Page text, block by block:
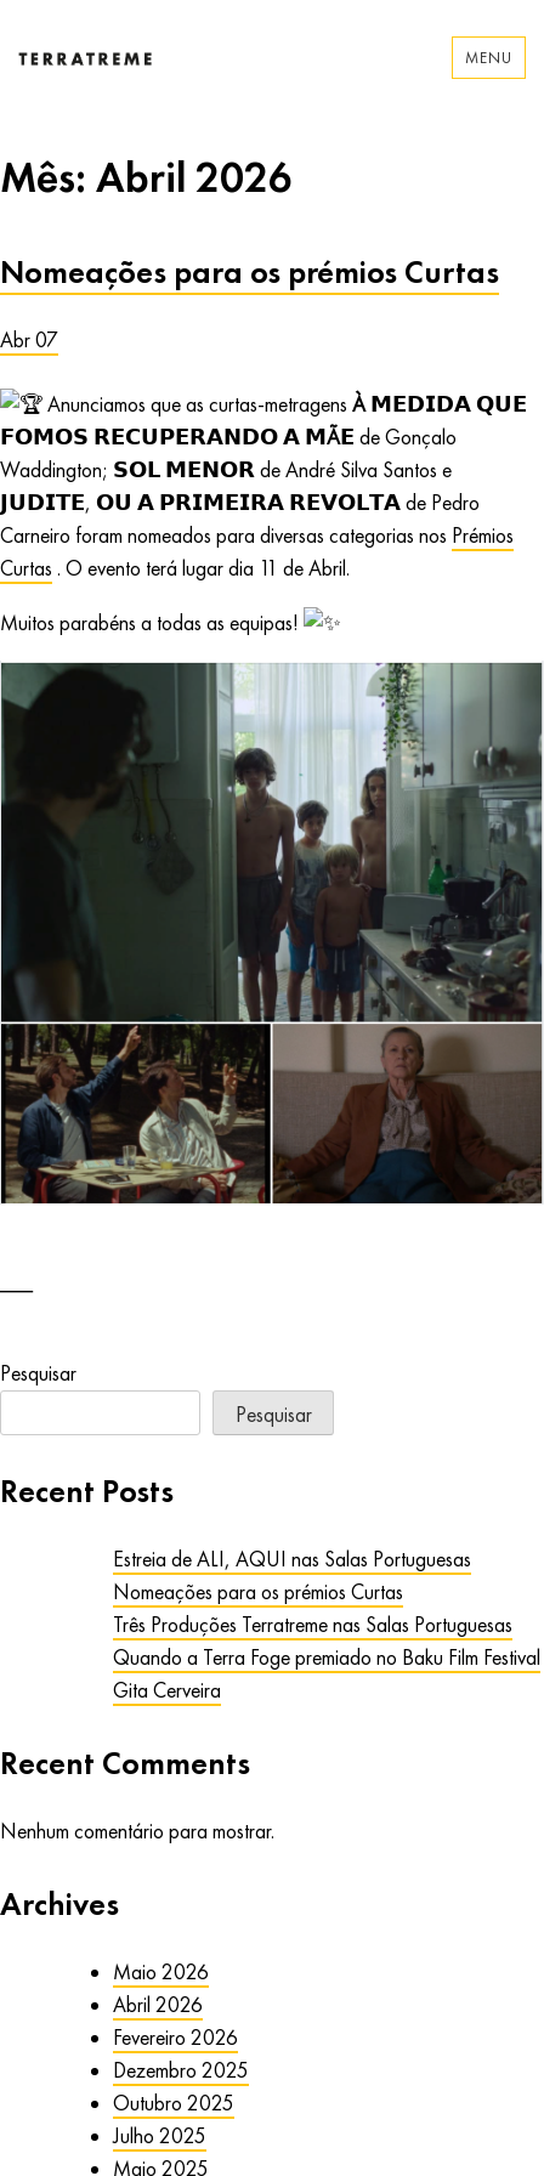
MENU
Mês: Abril 2026
Nomeações para os prémios Curtas
Abr 07
Anunciamos que as curtas-metragens À𝗠𝗘𝗗𝗜𝗗𝗔 𝗤𝗨𝗘
𝗙𝗢𝗠𝗢𝗦 𝗥𝗘𝗖𝗨𝗣𝗘𝗥𝗔𝗡𝗗𝗢 𝗔 𝗠Ã𝗘 de Gonçalo
Waddington; 𝗦𝗢𝗟 𝗠𝗘𝗡𝗢𝗥 de André Silva Santos e
𝗝𝗨𝗗𝗜𝗧𝗘, 𝗢𝗨 𝗔 𝗣𝗥𝗜𝗠𝗘𝗜𝗥𝗔 𝗥𝗘𝗩𝗢𝗟𝗧𝗔 de Pedro
Carneiro foram nomeados para diversas categorias nos Prémios
Curtas . O evento terá lugar dia 11 de Abril.
Muitos parabéns a todas as equipas!
Pesquisar
Pesquisar
Recent Posts
Estreia de ALI, AQUI nas Salas Portuguesas
Nomeações para os prémios Curtas
Três Produções Terratreme nas Salas Portuguesas
Quando a Terra Foge premiado no Baku Film Festival
Gita Cerveira
Recent Comments
Nenhum comentário para mostrar.
Archives
Maio 2026
Abril 2026
Fevereiro 2026
Dezembro 2025
Outubro 2025
Julho 2025
Maio 2025